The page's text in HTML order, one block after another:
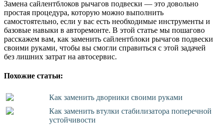
Замена сайлентблоков рычагов подвески — это довольно
простая процедура, которую можно выполнить
самостоятельно, если у вас есть необходимые инструменты и
базовые навыки в авторемонте. В этой статье мы пошагово
расскажем вам, как заменить сайлентблоки рычагов подвески
своими руками, чтобы вы смогли справиться с этой задачей
без лишних затрат на автосервис.
Похожие статьи:
Как заменить дворники своими руками
Как заменить втулки стабилизатора поперечной
устойчивости